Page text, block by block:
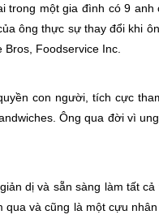
trong một gia đình có 9 anh
ông thực sự thay đổi khi
Foodservice Inc.
con người, tích cực
Ông qua đời vì
dị và sẵn sàng làm tất
và cũng là một cựu nhân